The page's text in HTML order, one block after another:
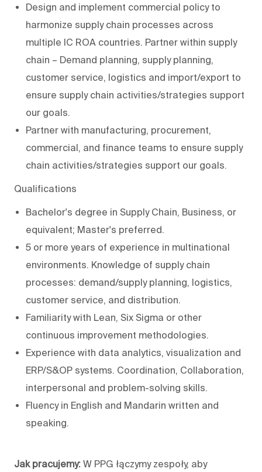
Design and implement commercial policy to
harmonize supply chain processes across
multiple IC ROA countries. Partner within supply
chain – Demand planning, supply planning,
customer service, logistics and import/export to
ensure supply chain activities/strategies support
our goals.
Partner with manufacturing, procurement,
commercial, and finance teams to ensure supply
chain activities/strategies support our goals.
Qualifications
Bachelor's degree in Supply Chain, Business, or
equivalent; Master's preferred.
5 or more years of experience in multinational
environments. Knowledge of supply chain
processes: demand/supply planning, logistics,
customer service, and distribution.
Familiarity with Lean, Six Sigma or other
continuous improvement methodologies.
Experience with data analytics, visualization and
ERP/S&OP systems. Coordination, Collaboration,
interpersonal and problem-solving skills.
Fluency in English and Mandarin written and
speaking.
Jak pracujemy: W PPG łączymy zespoły, aby